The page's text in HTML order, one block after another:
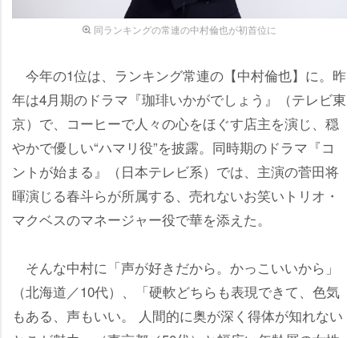
同ランキングの常連の中村倫也が初首位に
今年の1位は、ランキング常連の【中村倫也】に。昨
年は4月期のドラマ『珈琲いかがでしょう』（テレビ東
京）で、コーヒーで人々の心をほぐす店主を演じ、穏
かで優しい“ハマリ役”を披露。同時期のドラマ『コ
ントが始まる』（日本テレビ系）では、主演の菅田将
暉演じる春斗らが所属する、売れないお笑いトリオ・
マクベスのマネージャー役で華を添えた。
そんな中村に「声が好きだから。かっこいいから」
（北海道／10代）、「硬軟どちらも表現できて、色気
もある、声もいい。 人間的に奥が深く得体が知れない